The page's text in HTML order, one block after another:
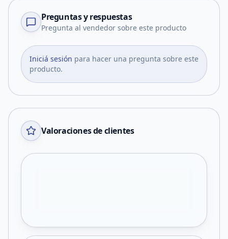
Preguntas y respuestas
Pregunta al vendedor sobre este producto
Iniciá sesión para hacer una pregunta sobre este
producto.
Valoraciones de clientes